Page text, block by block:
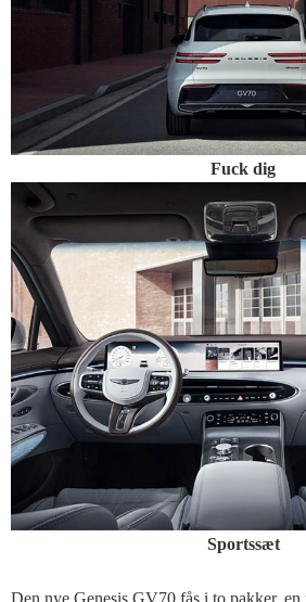
Fuck dig
Sportssæt
Den nye Genesis GV70 fås i to pakker,